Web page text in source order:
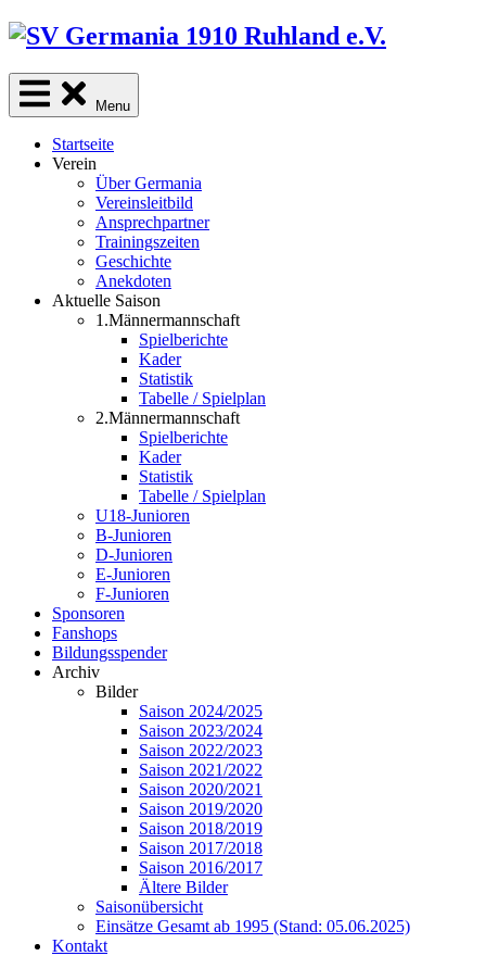
Skip
content
Menu
Startseite
Verein
Über Germania
Vereinsleitbild
Ansprechpartner
Trainingszeiten
Geschichte
Anekdoten
Aktuelle Saison
1.Männermannschaft
Spielberichte
Kader
Statistik
Tabelle / Spielplan
2.Männermannschaft
Spielberichte
Kader
Statistik
Tabelle / Spielplan
U18-Junioren
B-Junioren
D-Junioren
E-Junioren
F-Junioren
Sponsoren
Fanshops
Bildungsspender
Archiv
Bilder
Saison 2024/2025
Saison 2023/2024
Saison 2022/2023
Saison 2021/2022
Saison 2020/2021
Saison 2019/2020
Saison 2018/2019
Saison 2017/2018
Saison 2016/2017
Ältere Bilder
Saisonübersicht
Einsätze Gesamt ab 1995 (Stand: 05.06.2025)
Kontakt